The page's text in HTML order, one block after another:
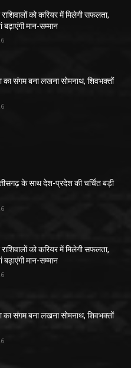
को करियर में मिलेगी सफलता,
बढ़ाएंगी मान-सम्मान
संगम बना लखना सोमनाथ, शिवभक्तों
के साथ देश-प्रदेश की चर्चित बड़ी
को करियर में मिलेगी सफलता,
बढ़ाएंगी मान-सम्मान
संगम बना लखना सोमनाथ, शिवभक्तों